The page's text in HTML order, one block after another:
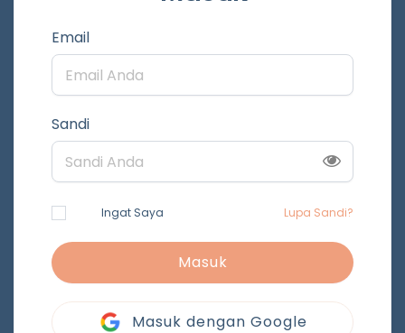
Email
Sandi
Ingat Saya Lupa Sandi?
Masuk
Masuk dengan Google